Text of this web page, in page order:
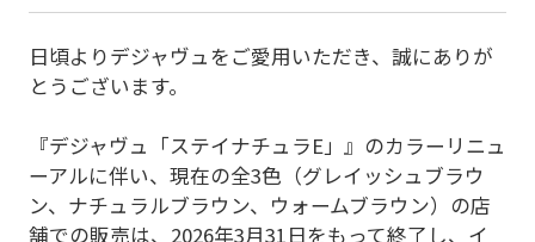
日頃よりデジャヴュをご愛用いただき、誠にありが
とうございます。
『デジャヴュ「ステイナチュラE」』 のカラーリニュ
ーアルに伴い、現在の全3色（グレイッシュブラウ
ン、ナチュラルブラウン、ウォームブラウン）の店
舗での販売は、2026年3月31日をもって終了し、イ